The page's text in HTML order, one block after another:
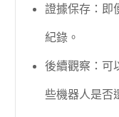
證據保存：即
紀錄。
後續觀察：可
些機器人是否